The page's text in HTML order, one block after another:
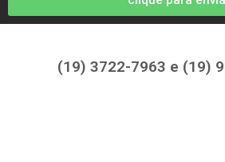
(19) 3722-7963 e (19)